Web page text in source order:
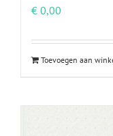
€ 0,00
Toevoegen aan